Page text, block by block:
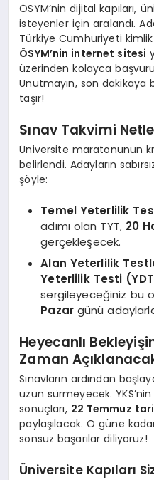
ÖSYM’nin dijital kapıları,
isteyenler için aralandı.
Türkiye Cumhuriyeti
ÖSYM’nin internet sitesi
üzerinden kolayca
Unutmayın, son dakikaya
taşır!
Sınav Takvimi
Üniversite maratonunun
belirlendi. Adayların
şöyle:
Temel Yeterlilik
adımı olan TYT, 20
gerçekleşecek.
Alan Yeterlilik
Yeterlilik Testi
sergileyeceğiniz bu
Pazargünü
Heyecanlı
Zaman
Sınavların ardından
uzun sürmeyecek.
sonuçları, 22 Temmuz
paylaşılacak. O güne
sonsuz başarılar diliyoruz!
Üniversite Kapıları